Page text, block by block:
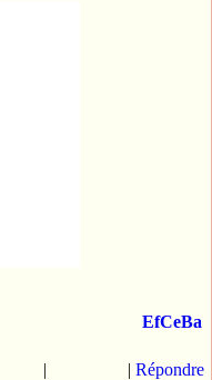
EfCeBa
| | Répondre